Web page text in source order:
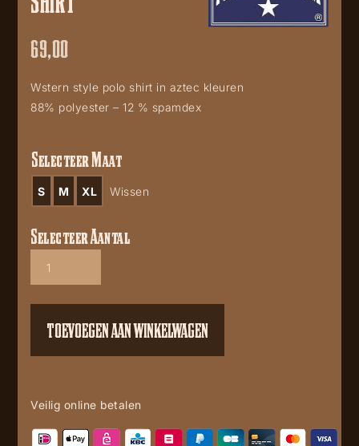
69,00
Wstern style polo shirt in aztec kleuren
88% polyester – 12 % spamdex
Selecteer Maat
S M XL Wissen
Aztec
polo
Selecteer Aantal
TOEVOEGEN AAN WINKELWAGEN
Veilig online betalen